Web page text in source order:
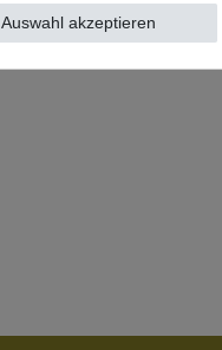
Auswahl akzeptieren